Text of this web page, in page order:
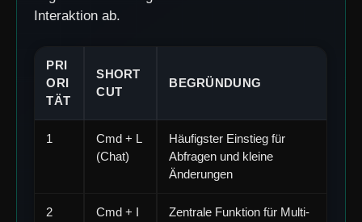
Interaktion ab.
PRI
ORI
TÄT
SHORT
CUT
BEGRÜNDUNG
1
Cmd + L
(Chat)
Häufigster Einstieg für
Abfragen und kleine
Änderungen
2
Cmd + I
Zentrale Funktion für Multi-